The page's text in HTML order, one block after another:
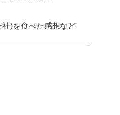
)を食べた感想など